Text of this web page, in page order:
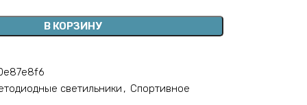
В КОРЗИНУ
светильники , Спортивное